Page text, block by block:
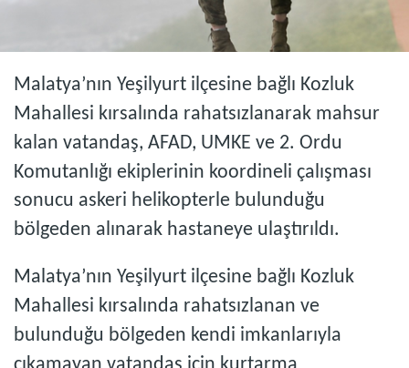
Malatya’nın Yeşilyurt ilçesine bağlı Kozluk
Mahallesi kırsalında rahatsızlanarak mahsur
kalan vatandaş, AFAD, UMKE ve 2. Ordu
Komutanlığı ekiplerinin koordineli çalışması
sonucu askeri helikopterle bulunduğu
bölgeden alınarak hastaneye ulaştırıldı.
Malatya’nın Yeşilyurt ilçesine bağlı Kozluk
Mahallesi kırsalında rahatsızlanan ve
bulunduğu bölgeden kendi imkanlarıyla